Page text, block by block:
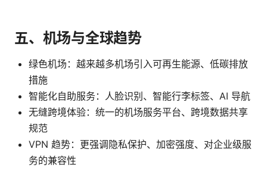
五、机场与全球趋势
绿色机场：越来越多机场引入可再生能源、低碳排放
措施
智能化自助服务：人脸识别、智能行李标签、AI 导航
无缝跨境体验：统一的机场服务平台、跨境数据共享
规范
VPN 趋势：更强调隐私保护、加密强度、对企业级服
务的兼容性